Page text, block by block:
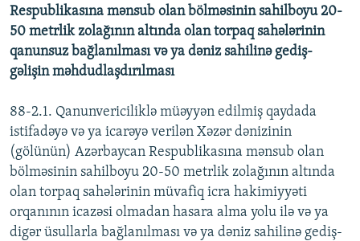
Respublikasına mənsub olan bölməsinin sahilboyu 20-
50 metrlik zolağının altında olan torpaq sahələrinin
qanunsuz bağlanılması və ya dəniz sahilinə gediş-
gəlişin məhdudlaşdırılması
88-2.1. Qanunvericiliklə müəyyən edilmiş qaydada
istifadəyə və ya icarəyə verilən Xəzər dənizinin
(gölünün) Azərbaycan Respublikasına mənsub olan
bölməsinin sahilboyu 20-50 metrlik zolağının altında
olan torpaq sahələrinin müvafiq icra hakimiyyəti
orqanının icazəsi olmadan hasara alma yolu ilə və ya
digər üsullarla bağlanılması və ya dəniz sahilinə gediş-